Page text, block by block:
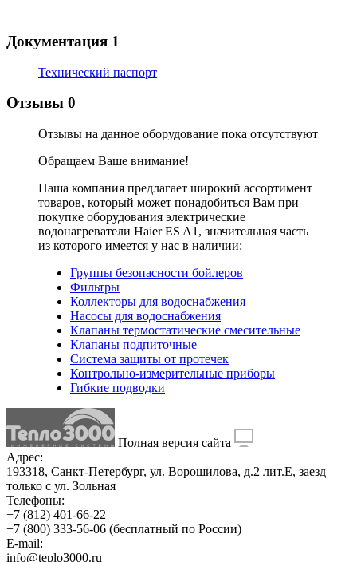
Документация 1
Технический паспорт
Отзывы 0
Отзывы на данное оборудование пока отсутствуют
Обращаем Ваше внимание!
Наша компания предлагает широкий ассортимент
товаров, который может понадобиться Вам при
покупке оборудования электрические
водонагреватели Haier ES A1 , значительная часть
из которого имеется у нас в наличии:
Группы безопасности бойлеров
Фильтры
Коллекторы для водоснабжения
Насосы для водоснабжения
Клапаны термостатические смесительные
Клапаны подпиточные
Система защиты от протечек
Контрольно-измерительные приборы
Гибкие подводки
Полная версия сайта
Адрес:
193318, Санкт-Петербург, ул. Ворошилова, д.2 лит.Е, заезд
только с ул. Зольная
Телефоны:
+7 (812) 401-66-22
+7 (800) 333-56-06 (бесплатный по России)
E-mail:
info@teplo3000.ru